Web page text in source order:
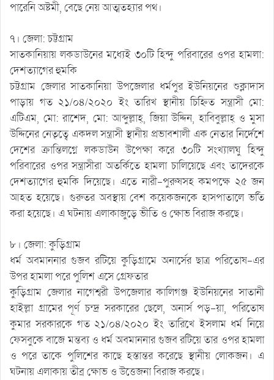
পারেনি অষ্টমী, বেছে নেয় আত্মতহ্যার পথ।
৭। জেলা: চট্টগ্রাম
সাতকানিয়ায় লকডাউনের মধ্যেই ৩০টি হিন্দু পরিবারের ওপর হামলা:
দেশত্যাগের হুমকি
চট্টগ্রাম জেলার সাতকানিয়া উপজেলার ধর্মপুর ইউনিয়নের শুক্লাদাস
পাড়ায় গত ২১/০৪/২০২০ ইং তারিখ স্থানীয় চিহ্নিত সন্ত্রাসী মো:
এটিএম, মো: রাশেদ, মো: আব্দুল্লাহ্, জিয়া উদ্দিন, হাবিবুল্লাহ্ ও মুসা
উদ্দিনের নেতৃত্বে একদল সন্ত্রাসী স্থানীয় প্রভাবশালী এক নেতার নির্দেশে
দেশের ক্রান্তিলগ্নে লকডাউন উপেক্ষা করে ৩০টি সংখ্যালঘু হিন্দু
পরিবারের ওপর সন্ত্রাসীরা অতর্কিতে হামলা চালিয়েছে এবং তাদেরকে
দেশত্যাগের হুমকি দিয়েছে। এতে নারী-পুরুষসহ কমপক্ষে ২৫ জন
আহত হয়েছে। গুরুতর অবস্থায় বেশ কয়েকজনকে হাসপাতালে ভর্তি
করা হয়েছে। এ ঘটনায় এলাকাজুড়ে ভীতি ও ক্ষোভ বিরাজ করছে।
৮। জেলা: কুড়িগ্রাম
ধর্ম অবমাননার গুজব রটিয়ে কুড়িগ্রামে অনার্সের ছাত্র পরিতোষ-এর
উপর হামলা পরে পুলিশ এসে গ্রেফতার
কুড়িগ্রাম জেলার নাগেশ্বরী উপজেলার কালিগঞ্জ ইউনিয়নের সাতানী
হাইল্লা গ্রামের পূর্ণ চন্দ্র সরকারের ছেলে, অনার্স পড়–য়া, পরিতোষ
কুমার সরকারকে গত ২১/০৪/২০২০ ইং তারিখে ইসলাম ধর্ম নিয়ে
ফেসবুকে বাজে মন্তব্য ও ধর্ম অবমাননার গুজব রটিয়ে তার ওপর হামলা
ও পরে তাকে পুলিশের কাছে হস্তান্তর করেছে স্থানীয় লোকজন। এ
ঘটনায় এলাকায় তীব্র ক্ষোভ ও উত্তেজনা বিরাজ করছে।